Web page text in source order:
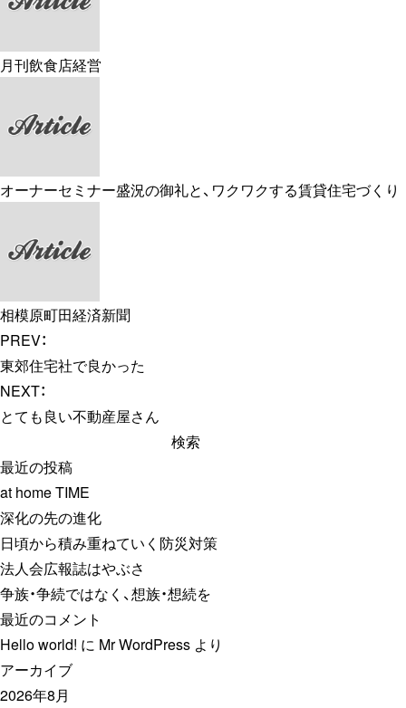
月刊飲食店経営
オーナーセミナー盛況の御礼と、ワクワクする賃貸住宅づくり
相模原町田経済新聞
PREV：
東郊住宅社で良かった
NEXT：
とても良い不動産屋さん
索:
最近の投稿
at home TIME
深化の先の進化
日頃から積み重ねていく防災対策
法人会広報誌はやぶさ
争族・争続ではなく、想族・想続を
最近のコメント
Hello world! に Mr WordPress より
アーカイブ
2026年8月